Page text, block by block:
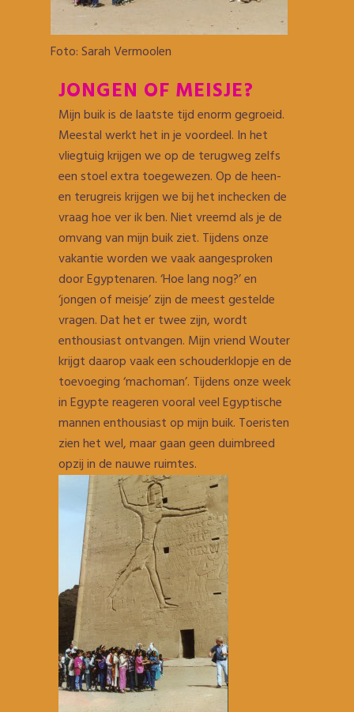
Foto: Sarah Vermoolen
JONGEN OF MEISJE?
Mijn buik is de laatste tijd enorm gegroeid.
Meestal werkt het in je voordeel. In het
vliegtuig krijgen we op de terugweg zelfs
een stoel extra toegewezen. Op de heen-
en terugreis krijgen we bij het inchecken de
vraag hoe ver ik ben. Niet vreemd als je de
omvang van mijn buik ziet. Tijdens onze
vakantie worden we vaak aangesproken
door Egyptenaren. ‘Hoe lang nog?’ en
‘jongen of meisje’ zijn de meest gestelde
vragen. Dat het er twee zijn, wordt
enthousiast ontvangen. Mijn vriend Wouter
krijgt daarop vaak een schouderklopje en de
toevoeging ‘machoman’. Tijdens onze week
in Egypte reageren vooral veel Egyptische
mannen enthousiast op mijn buik. Toeristen
zien het wel, maar gaan geen duimbreed
opzij in de nauwe ruimtes.